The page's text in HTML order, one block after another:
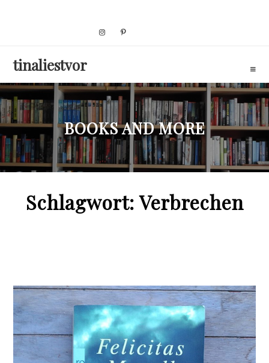
tinaliestvor
BOOKS AND MORE
Schlagwort:Verbrechen